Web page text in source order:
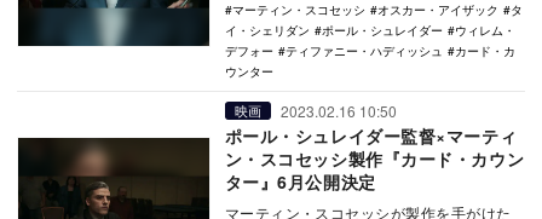
マーティン・スコセッシ
オスカー・アイザック
タ
イ・シェリダン
ポール・シュレイダー
ウィレム・
デフォー
ティファニー・ハディッシュ
カード・カ
ウンター
映画 2023.02.16 10:50
ポール・シュレイダー監督×マーティ
ン・スコセッシ製作『カード・カウン
ター』6月公開決定
マーティン・スコセッシが製作を手がけた